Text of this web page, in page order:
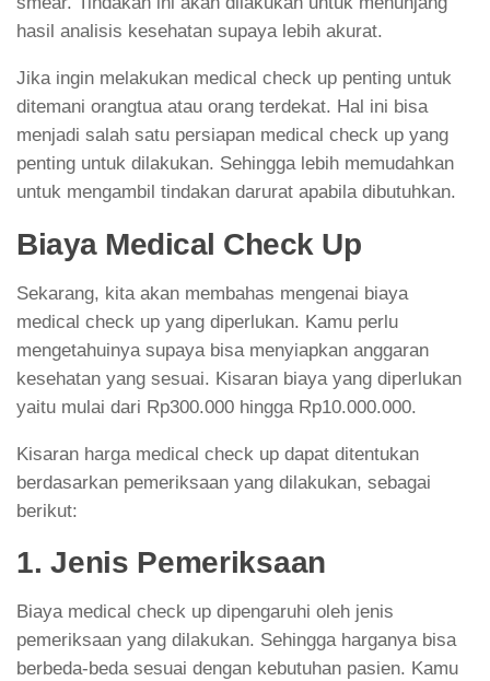
hasil analisis kesehatan supaya lebih akurat.
Jika ingin melakukan medical check up penting untuk
ditemani orangtua atau orang terdekat. Hal ini bisa
menjadi salah satu persiapan medical check up yang
penting untuk dilakukan. Sehingga lebih memudahkan
untuk mengambil tindakan darurat apabila dibutuhkan.
Biaya Medical Check Up
Sekarang, kita akan membahas mengenai biaya
medical check up yang diperlukan. Kamu perlu
mengetahuinya supaya bisa menyiapkan anggaran
kesehatan yang sesuai. Kisaran biaya yang diperlukan
yaitu mulai dari Rp300.000 hingga Rp10.000.000.
Kisaran harga medical check up dapat ditentukan
berdasarkan pemeriksaan yang dilakukan, sebagai
berikut:
1. Jenis Pemeriksaan
Biaya medical check up dipengaruhi oleh jenis
pemeriksaan yang dilakukan. Sehingga harganya bisa
berbeda-beda sesuai dengan kebutuhan pasien. Kamu